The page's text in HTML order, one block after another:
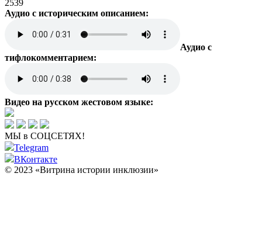
2539
Аудио с историческим описанием:
Аудио с
тифлокомментарием:
Видео на русском жестовом языке:
МЫ в СОЦСЕТЯХ!
Telegram
ВКонтакте
© 2023 «Витрина истории инклюзии»